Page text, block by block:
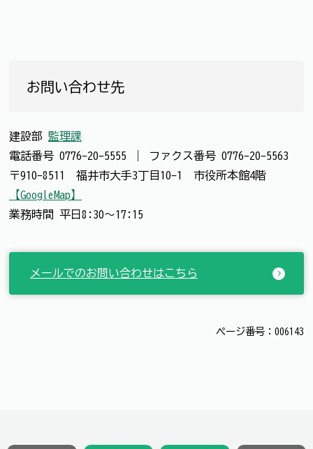
お問い合わせ先
建設部 監理課
電話番号 0776-20-5555 ファクス番号 0776-20-5563
〒910-8511 福井市大手3丁目10-1 市役所本館4階
【GoogleMap】
業務時間 平日8:30～17:15
メールでのお問い合わせはこちら
ページ番号：006143